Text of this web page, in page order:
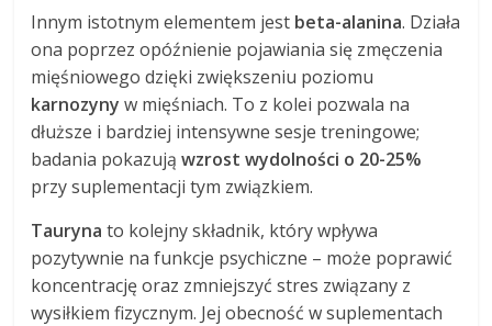
Innym istotnym elementem jest beta-alanina. Działa
ona poprzez opóźnienie pojawiania się zmęczenia
mięśniowego dzięki zwiększeniu poziomu
karnozyny w mięśniach. To z kolei pozwala na
dłuższe i bardziej intensywne sesje treningowe;
badania pokazująwzrost wydolności o 20-25%
przy suplementacji tym związkiem.
Tauryna to kolejny składnik, który wpływa
pozytywnie na funkcje psychiczne – może poprawić
koncentrację oraz zmniejszyć stres związany z
wysiłkiem fizycznym. Jej obecność w suplementach